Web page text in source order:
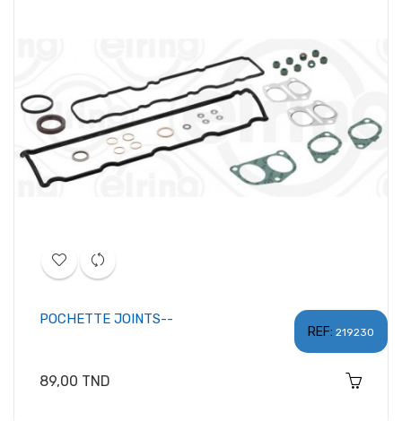
REF: 219230
POCHETTE JOINTS--
Prix
89,00 TND